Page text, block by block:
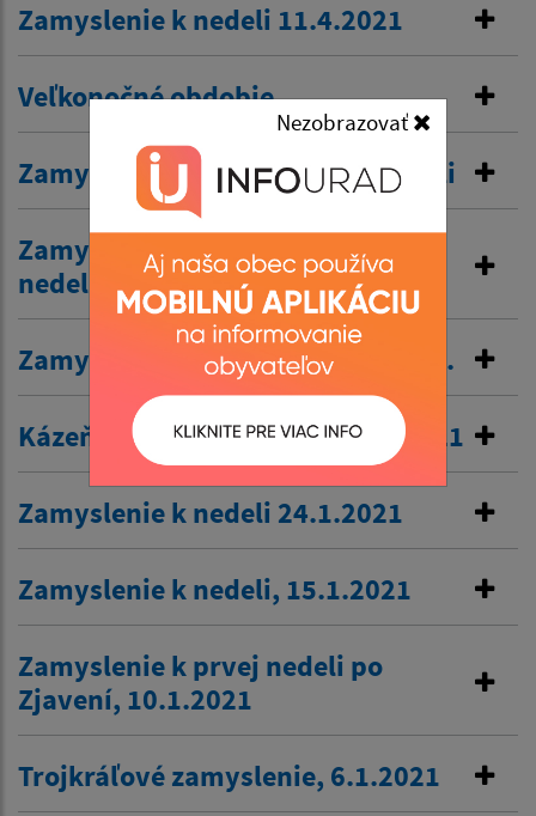
Nezobrazovať
Zamyslenie k nedeli 11.4.2021
Veľkonočné obdobie
Zamyslenia k 3. a 4. pôstnej nedeli
Zamyslenie k druhej pôstnej
nedeli.
Zamyslenie k prvej pôstnej nedeli.
Kázeň Nedeľa Deviatnik 31. 1. 2021
Zamyslenie k nedeli 24.1.2021
Zamyslenie k nedeli, 15.1.2021
Zamyslenie k prvej nedeli po
Zjavení, 10.1.2021
Trojkráľové zamyslenie, 6.1.2021